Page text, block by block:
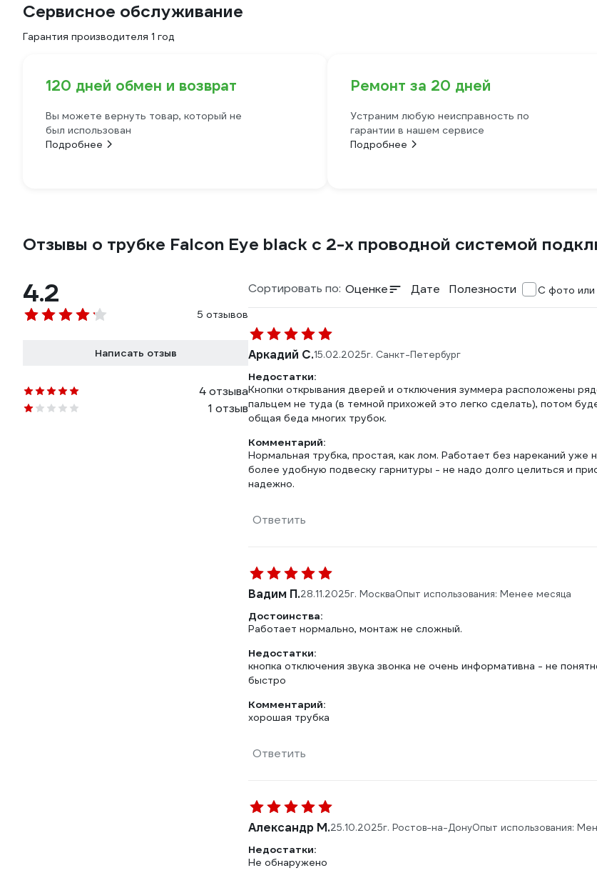
Сервисное обслуживание
Гарантия производителя 1 год
120 дней обмен и возврат
Вы можете вернуть товар, который не
был использован
Подробнее
Ремонт за 20 дней
Устраним любую неисправность по
гарантии в нашем сервисе
Подробнее
Отзывы о трубке Falcon Eye black с 2-х проводной системой
4.2
5 отзывов
Написать отзыв
4 отзыва
1 отзыв
Сортировать по: Оценке Дате Полезности С фото или
Аркадий С.15.02.2025г. Санкт-Петербург
Недостатки:
Кнопки открывания дверей и отключения зуммера расположены
пальцем не туда (в темной прихожей это легко сделать), потом
общая беда многих трубок.
Комментарий:
Нормальная трубка, простая, как лом. Работает без нареканий
более удобную подвеску гарнитуры - не надо долго целиться и
надежно.
Ответить
Вадим П.28.11.2025г. МоскваОпыт использования: Менее месяца
Достоинства:
Работает нормально, монтаж не сложный.
Недостатки:
кнопка отключения звука звонка не очень информативна - не
быстро
Комментарий:
хорошая трубка
Ответить
Александр М.25.10.2025г. Ростов-на-ДонуОпыт использования:
Недостатки:
Не обнаружено